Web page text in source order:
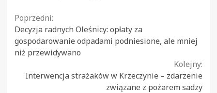
Continue
Reading
Poprzedni:
Decyzja radnych Oleśnicy: opłaty za
gospodarowanie odpadami podniesione, ale mniej
niż przewidywano
Kolejny:
Interwencja strażaków w Krzeczynie – zdarzenie
związane z pożarem sadzy